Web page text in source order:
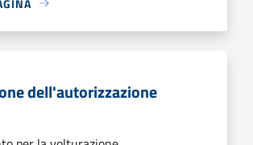
dell'autorizzazione